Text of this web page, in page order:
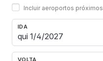
Incluir aeroportos próximos
IDA
VOLTA